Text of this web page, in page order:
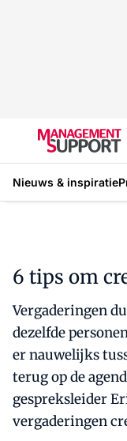
Nieuws & inspiratie
6 tips om
Vergaderingen
dezelfde
er nauwelijks
terug op de
gespreksleider
vergaderingen